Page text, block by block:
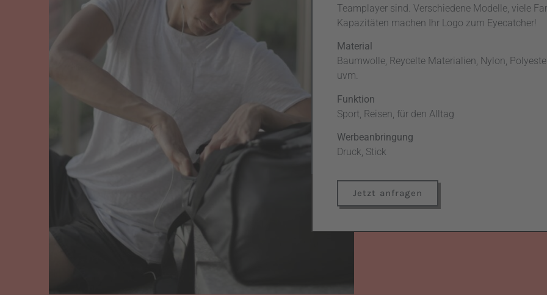
Teamplayer sind. Verschiedene Modelle, viele
Kapazitäten machen Ihr Logo zum Eyecatcher!
Material
Baumwolle, Reycelte Materialien, Nylon,
uvm.
Funktion
Sport, Reisen, für den Alltag
Werbeanbringung
Druck, Stick
Jetzt anfragen